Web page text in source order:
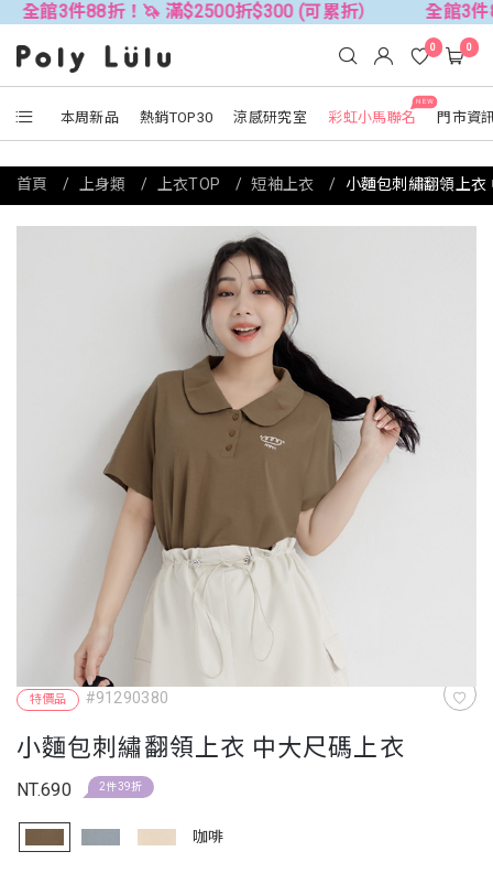
88折！🦄 滿$2500折$300 (可累折） 全館3件88折！
本周新品 熱銷TOP30 涼感研究室
NEW
彩虹小馬聯名 門市資
0 0
特價品 #91290380
小麵包刺繡翻領上衣 中大尺碼上衣
NT.690 2件39折
咖啡
首頁 上身類 上衣TOP 短袖上衣 小麵包刺繡翻領上